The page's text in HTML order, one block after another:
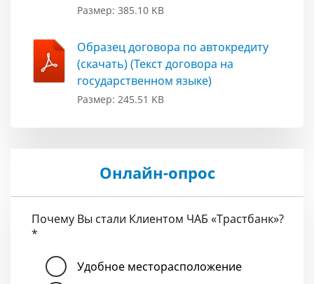
Размер: 385.10 KB
Образец договора по автокредиту
(скачать) (Текст договора на
государственном языке)
Размер: 245.51 KB
Онлайн-опрос
Почему Вы стали Клиентом ЧАБ «Трастбанк»?
*
Удобное месторасположение